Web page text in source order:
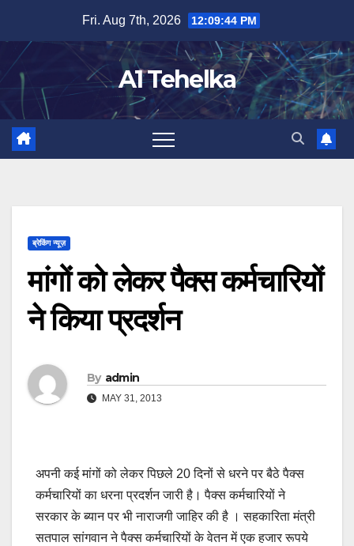
content
Fri. Aug 7th, 2026 12:09:44 PM
A1 Tehelka
ब्रेकिंग न्यूज़
मांगों को लेकर पैक्स कर्मचारियों
ने किया प्रदर्शन
By admin
MAY 31, 2013
अपनी कई मांगों को लेकर पिछले 20 दिनों से धरने पर बैठे पैक्स
कर्मचारियों का धरना प्रदर्शन जारी है। पैक्स कर्मचारियों ने
सरकार के ब्यान पर भी नाराजगी जाहिर की है । सहकारिता मंत्री
सतपाल सांगवान ने पैक्स कर्मचारियों के वेतन में एक हजार रूपये